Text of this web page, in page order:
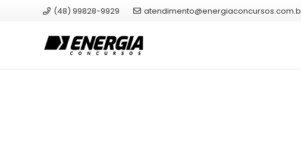
(48) 99828-9929